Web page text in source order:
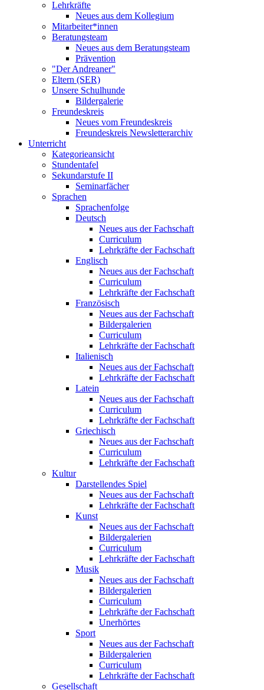
Lehrkräfte
Neues aus dem Kollegium
Mitarbeiter*innen
Beratungsteam
Neues aus dem Beratungsteam
Prävention
"Der Andreaner"
Eltern (SER)
Unsere Schulhunde
Bildergalerie
Freundeskreis
Neues vom Freundeskreis
Freundeskreis Newsletterarchiv
Unterricht
Kategorieansicht
Stundentafel
Sekundarstufe II
Seminarfächer
Sprachen
Sprachenfolge
Deutsch
Neues aus der Fachschaft
Curriculum
Lehrkräfte der Fachschaft
Englisch
Neues aus der Fachschaft
Curriculum
Lehrkräfte der Fachschaft
Französisch
Neues aus der Fachschaft
Bildergalerien
Curriculum
Lehrkräfte der Fachschaft
Italienisch
Neues aus der Fachschaft
Lehrkräfte der Fachschaft
Latein
Neues aus der Fachschaft
Curriculum
Lehrkräfte der Fachschaft
Griechisch
Neues aus der Fachschaft
Curriculum
Lehrkräfte der Fachschaft
Kultur
Darstellendes Spiel
Neues aus der Fachschaft
Lehrkräfte der Fachschaft
Kunst
Neues aus der Fachschaft
Bildergalerien
Curriculum
Lehrkräfte der Fachschaft
Musik
Neues aus der Fachschaft
Bildergalerien
Curriculum
Lehrkräfte der Fachschaft
Unerhörtes
Sport
Neues aus der Fachschaft
Bildergalerien
Curriculum
Lehrkräfte der Fachschaft
Gesellschaft